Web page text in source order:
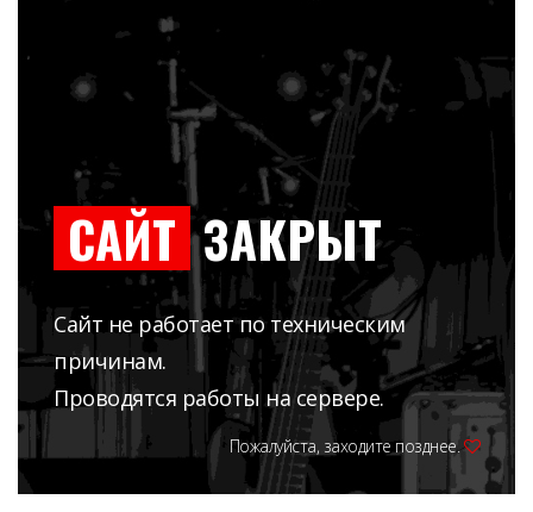
САЙТ ЗАКРЫТ
Сайт не работает по техническим
причинам.
Проводятся работы на сервере.
Пожалуйста, заходите позднее.